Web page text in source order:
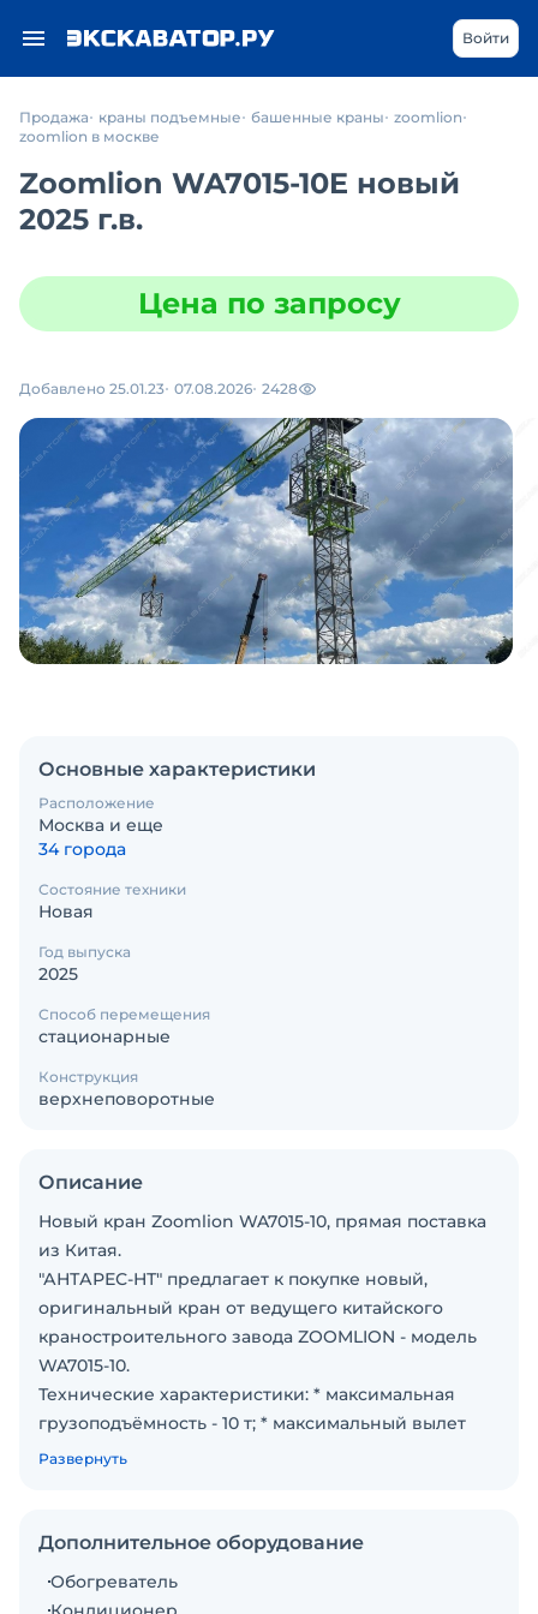
Войти
Продажа краны подъемные башенные краны zoomlion
zoomlion в москве
Zoomlion WA7015-10E новый
2025 г.в.
Цена по запросу
Добавлено 25.01.23 07.08.2026 2428
Основные характеристики
Расположение
Москва и еще
34 города
Состояние техники
Новая
Год выпуска
2025
Способ перемещения
стационарные
Конструкция
верхнеповоротные
Описание
Новый кран Zoomlion WA7015-10, прямая поставка
из Китая.
"АНТАРЕС-НТ" предлагает к покупке новый,
оригинальный кран от ведущего китайского
краностроительного завода ZOOMLION - модель
WA7015-10.
Технические характеристики: * максимальная
грузоподъёмность - 10 т; * максимальный вылет
стрелы - 70 м; * грузоподъёмность на
Мы дадим Вам лучшие условия поставки!
дистрибьютор башенных кранов премиального
Развернуть
Дополнительное оборудование
Обогреватель